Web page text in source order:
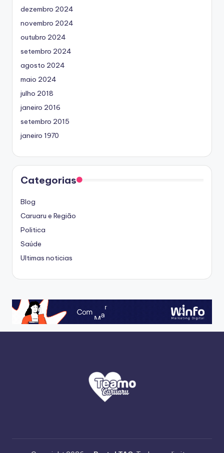
dezembro 2024
novembro 2024
outubro 2024
setembro 2024
agosto 2024
maio 2024
julho 2018
janeiro 2016
setembro 2015
janeiro 1970
Categorias
Blog
Caruaru e Região
Politica
Saúde
Ultimas noticias